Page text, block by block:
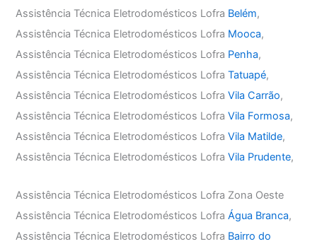
Assistência Técnica Eletrodomésticos Lofra Belém,
Assistência Técnica Eletrodomésticos Lofra Mooca,
Assistência Técnica Eletrodomésticos Lofra Penha,
Assistência Técnica Eletrodomésticos LofraTatuapé,
Assistência Técnica Eletrodomésticos LofraVila Carrão,
Assistência Técnica Eletrodomésticos LofraVila Formosa,
Assistência Técnica Eletrodomésticos LofraVila Matilde,
Assistência Técnica Eletrodomésticos LofraVila Prudente,
Assistência Técnica Eletrodomésticos Lofra Zona Oeste
Assistência Técnica Eletrodomésticos LofraÁgua Branca,
Assistência Técnica Eletrodomésticos Lofra Bairro do